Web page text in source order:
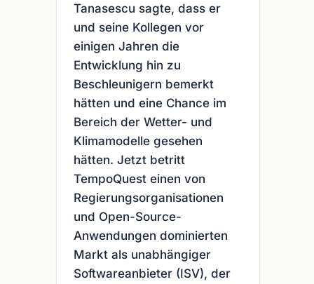
Tanasescu sagte, dass er
und seine Kollegen vor
einigen Jahren die
Entwicklung hin zu
Beschleunigern bemerkt
hätten und eine Chance im
Bereich der Wetter- und
Klimamodelle gesehen
hätten. Jetzt betritt
TempoQuest einen von
Regierungsorganisationen
und Open-Source-
Anwendungen dominierten
Markt als unabhängiger
Softwareanbieter (ISV), der